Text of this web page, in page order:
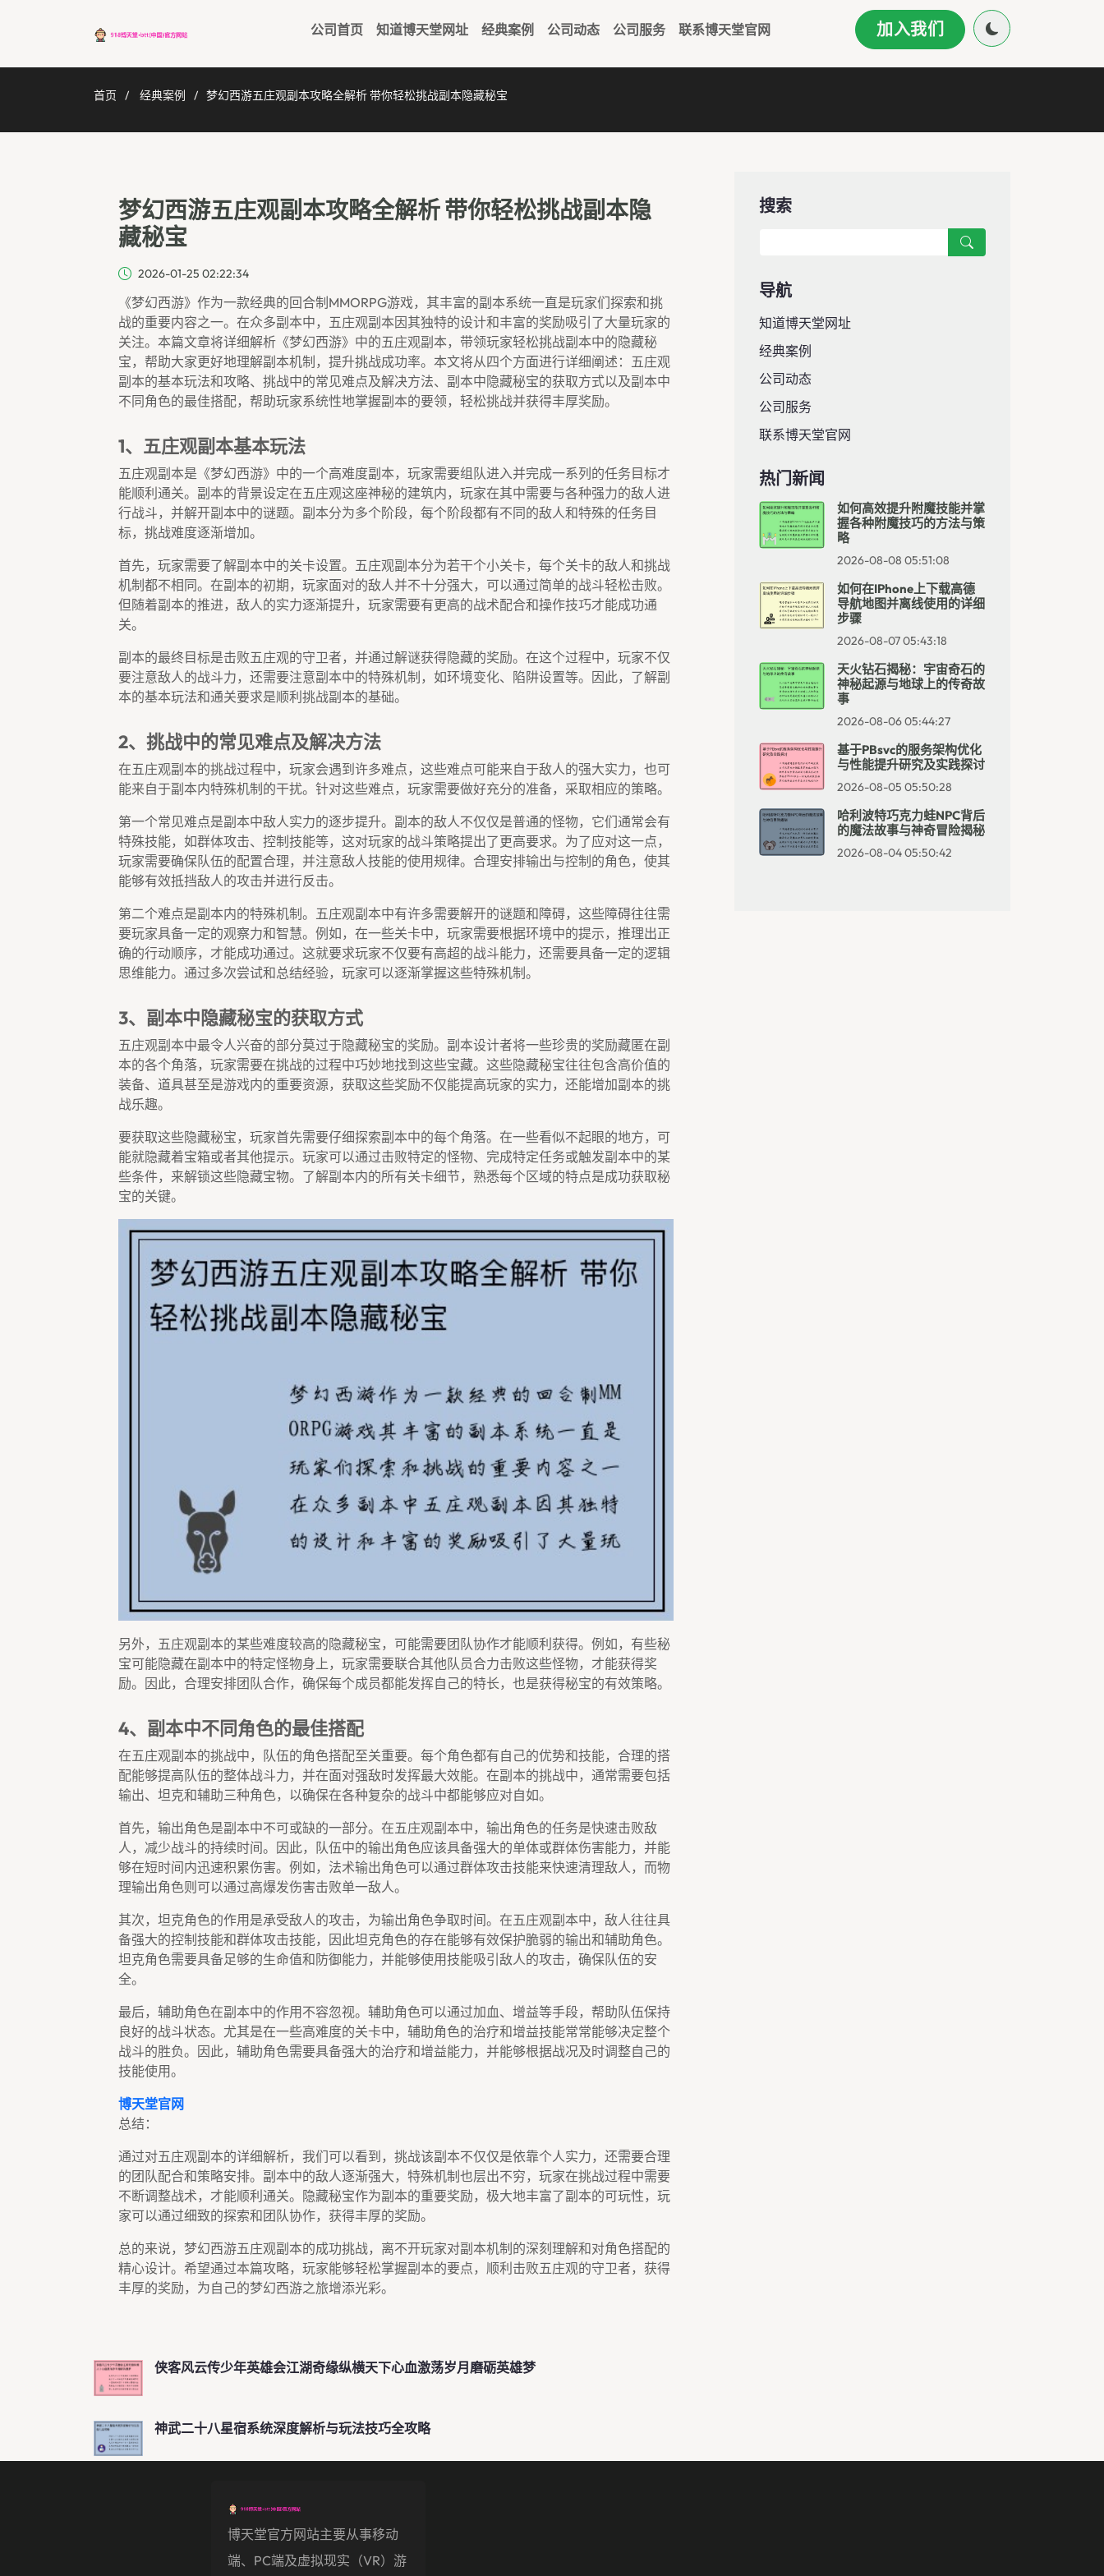
公司首页 知道博天堂网址 经典案例 公司动态 公司服务 联系博天堂官网 加入我们
首页 经典案例 梦幻西游五庄观副本攻略全解析 带你轻松挑战副本隐藏秘宝
梦幻西游五庄观副本攻略全解析 带你轻松挑战副本隐
藏秘宝
2026-01-25 02:22:34
《梦幻西游》作为一款经典的回合制MMORPG游戏，其丰富的副本系统一直是玩家们探索和挑
战的重要内容之一。在众多副本中，五庄观副本因其独特的设计和丰富的奖励吸引了大量玩家的
关注。本篇文章将详细解析《梦幻西游》中的五庄观副本，带领玩家轻松挑战副本中的隐藏秘
宝，帮助大家更好地理解副本机制，提升挑战成功率。本文将从四个方面进行详细阐述：五庄观
副本的基本玩法和攻略、挑战中的常见难点及解决方法、副本中隐藏秘宝的获取方式以及副本中
不同角色的最佳搭配，帮助玩家系统性地掌握副本的要领，轻松挑战并获得丰厚奖励。
1、五庄观副本基本玩法
五庄观副本是《梦幻西游》中的一个高难度副本，玩家需要组队进入并完成一系列的任务目标才
能顺利通关。副本的背景设定在五庄观这座神秘的建筑内，玩家在其中需要与各种强力的敌人进
行战斗，并解开副本中的谜题。副本分为多个阶段，每个阶段都有不同的敌人和特殊的任务目
标，挑战难度逐渐增加。
首先，玩家需要了解副本中的关卡设置。五庄观副本分为若干个小关卡，每个关卡的敌人和挑战
机制都不相同。在副本的初期，玩家面对的敌人并不十分强大，可以通过简单的战斗轻松击败。
但随着副本的推进，敌人的实力逐渐提升，玩家需要有更高的战术配合和操作技巧才能成功通
关。
副本的最终目标是击败五庄观的守卫者，并通过解谜获得隐藏的奖励。在这个过程中，玩家不仅
要注意敌人的战斗力，还需要注意副本中的特殊机制，如环境变化、陷阱设置等。因此，了解副
本的基本玩法和通关要求是顺利挑战副本的基础。
2、挑战中的常见难点及解决方法
在五庄观副本的挑战过程中，玩家会遇到许多难点，这些难点可能来自于敌人的强大实力，也可
能来自于副本内特殊机制的干扰。针对这些难点，玩家需要做好充分的准备，采取相应的策略。
第一个常见难点是副本中敌人实力的逐步提升。副本的敌人不仅仅是普通的怪物，它们通常会有
特殊技能，如群体攻击、控制技能等，这对玩家的战斗策略提出了更高要求。为了应对这一点，
玩家需要确保队伍的配置合理，并注意敌人技能的使用规律。合理安排输出与控制的角色，使其
能够有效抵挡敌人的攻击并进行反击。
第二个难点是副本内的特殊机制。五庄观副本中有许多需要解开的谜题和障碍，这些障碍往往需
要玩家具备一定的观察力和智慧。例如，在一些关卡中，玩家需要根据环境中的提示，推理出正
确的行动顺序，才能成功通过。这就要求玩家不仅要有高超的战斗能力，还需要具备一定的逻辑
思维能力。通过多次尝试和总结经验，玩家可以逐渐掌握这些特殊机制。
3、副本中隐藏秘宝的获取方式
五庄观副本中最令人兴奋的部分莫过于隐藏秘宝的奖励。副本设计者将一些珍贵的奖励藏匿在副
本的各个角落，玩家需要在挑战的过程中巧妙地找到这些宝藏。这些隐藏秘宝往往包含高价值的
装备、道具甚至是游戏内的重要资源，获取这些奖励不仅能提高玩家的实力，还能增加副本的挑
战乐趣。
要获取这些隐藏秘宝，玩家首先需要仔细探索副本中的每个角落。在一些看似不起眼的地方，可
能就隐藏着宝箱或者其他提示。玩家可以通过击败特定的怪物、完成特定任务或触发副本中的某
些条件，来解锁这些隐藏宝物。了解副本内的所有关卡细节，熟悉每个区域的特点是成功获取秘
宝的关键。
另外，五庄观副本的某些难度较高的隐藏秘宝，可能需要团队协作才能顺利获得。例如，有些秘
宝可能隐藏在副本中的特定怪物身上，玩家需要联合其他队员合力击败这些怪物，才能获得奖
励。因此，合理安排团队合作，确保每个成员都能发挥自己的特长，也是获得秘宝的有效策略。
4、副本中不同角色的最佳搭配
在五庄观副本的挑战中，队伍的角色搭配至关重要。每个角色都有自己的优势和技能，合理的搭
配能够提高队伍的整体战斗力，并在面对强敌时发挥最大效能。在副本的挑战中，通常需要包括
输出、坦克和辅助三种角色，以确保在各种复杂的战斗中都能够应对自如。
首先，输出角色是副本中不可或缺的一部分。在五庄观副本中，输出角色的任务是快速击败敌
人，减少战斗的持续时间。因此，队伍中的输出角色应该具备强大的单体或群体伤害能力，并能
够在短时间内迅速积累伤害。例如，法术输出角色可以通过群体攻击技能来快速清理敌人，而物
理输出角色则可以通过高爆发伤害击败单一敌人。
其次，坦克角色的作用是承受敌人的攻击，为输出角色争取时间。在五庄观副本中，敌人往往具
备强大的控制技能和群体攻击技能，因此坦克角色的存在能够有效保护脆弱的输出和辅助角色。
坦克角色需要具备足够的生命值和防御能力，并能够使用技能吸引敌人的攻击，确保队伍的安
全。
最后，辅助角色在副本中的作用不容忽视。辅助角色可以通过加血、增益等手段，帮助队伍保持
良好的战斗状态。尤其是在一些高难度的关卡中，辅助角色的治疗和增益技能常常能够决定整个
战斗的胜负。因此，辅助角色需要具备强大的治疗和增益能力，并能够根据战况及时调整自己的
技能使用。
博天堂官网
总结：
通过对五庄观副本的详细解析，我们可以看到，挑战该副本不仅仅是依靠个人实力，还需要合理
的团队配合和策略安排。副本中的敌人逐渐强大，特殊机制也层出不穷，玩家在挑战过程中需要
不断调整战术，才能顺利通关。隐藏秘宝作为副本的重要奖励，极大地丰富了副本的可玩性，玩
家可以通过细致的探索和团队协作，获得丰厚的奖励。
总的来说，梦幻西游五庄观副本的成功挑战，离不开玩家对副本机制的深刻理解和对角色搭配的
精心设计。希望通过本篇攻略，玩家能够轻松掌握副本的要点，顺利击败五庄观的守卫者，获得
丰厚的奖励，为自己的梦幻西游之旅增添光彩。
侠客风云传少年英雄会江湖奇缘纵横天下心血激荡岁月磨砺英雄梦
神武二十八星宿系统深度解析与玩法技巧全攻略
搜索
导航
知道博天堂网址
经典案例
公司动态
公司服务
联系博天堂官网
热门新闻
如何高效提升附魔技能并掌
握各种附魔技巧的方法与策
略
2026-08-08 05:51:08
如何在iPhone上下载高德
导航地图并离线使用的详细
步骤
2026-08-07 05:43:18
天火钻石揭秘：宇宙奇石的
神秘起源与地球上的传奇故
事
2026-08-06 05:44:27
基于PBsvc的服务架构优化
与性能提升研究及实践探讨
2026-08-05 05:50:28
哈利波特巧克力蛙NPC背后
的魔法故事与神奇冒险揭秘
2026-08-04 05:50:42
博天堂官方网站主要从事移动
端、PC端及虚拟现实（VR）游